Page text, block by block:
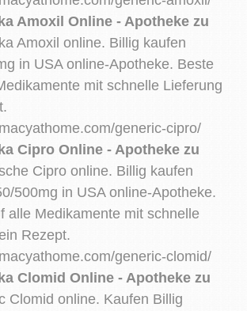
Amoxil Online - Apotheke zu
Amoxil online. Billig kaufen
in USA online-Apotheke. Beste
mit schnelle Lieferung
generic-cipro/
Cipro Online - Apotheke zu
Cipro online. Billig kaufen
500mg in USA online-Apotheke.
alle Medikamente mit schnelle
Rezept.
generic-clomid/
Clomid Online - Apotheke zu
Clomid online. Kaufen Billig